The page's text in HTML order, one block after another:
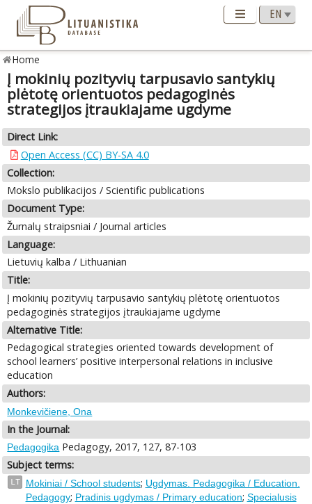
Home
Į mokinių pozityvių tarpusavio santykių
plėtotę orientuotos pedagoginės
strategijos įtraukiajame ugdyme
Direct Link:
Open Access (CC) BY-SA 4.0
Collection:
Mokslo publikacijos / Scientific publications
Document Type:
Žurnalų straipsniai / Journal articles
Language:
Lietuvių kalba / Lithuanian
Title:
Į mokinių pozityvių tarpusavio santykių plėtotę orientuotos
pedagoginės strategijos įtraukiajame ugdyme
Alternative Title:
Pedagogical strategies oriented towards development of
school learners’ positive interpersonal relations in inclusive
education
Authors:
Monkevičiene, Ona
In the Journal:
Pedagogika Pedagogy, 2017, 127, 87-103
Subject terms:
LT Mokiniai / School students; Ugdymas. Pedagogika / Education.
Pedagogy; Pradinis ugdymas / Primary education; Specialusis